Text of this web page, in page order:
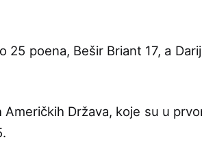
poena, Bešir Briant 17, a
Država, koje su u